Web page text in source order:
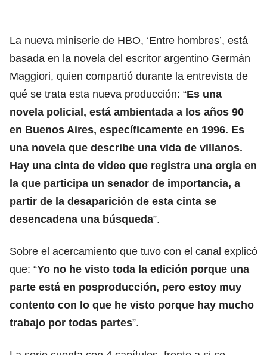
La nueva miniserie de HBO, ‘Entre hombres’, está
basada en la novela del escritor argentino Germán
Maggiori, quien compartió durante la entrevista de
qué se trata esta nueva producción: “Es una
novela policial, está ambientada a los años 90
en Buenos Aires, específicamente en 1996. Es
una novela que describe una vida de villanos.
Hay una cinta de video que registra una orgia en
la que participa un senador de importancia, a
partir de la desaparición de esta cinta se
desencadena una búsqueda”.
Sobre el acercamiento que tuvo con el canal explicó
que: “Yo no he visto toda la edición porque una
parte está en posproducción, pero estoy muy
contento con lo que he visto porque hay mucho
trabajo por todas partes”.